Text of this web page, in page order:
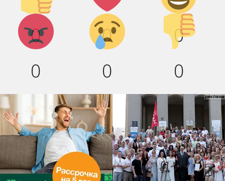
0 0 0
Агрессия!
0
Грусть :
(
0
Палец
вниз!
0